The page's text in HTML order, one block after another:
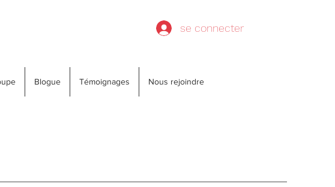
se connecter
Blogue Témoignages Nous rejoindre